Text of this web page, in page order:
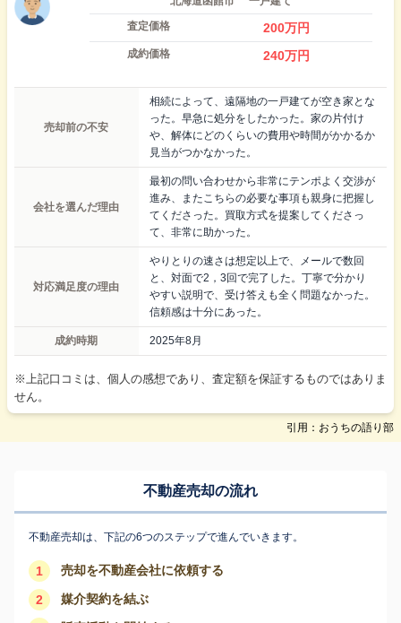
査定価格
200万円
成約価格 240万円
売却前の不安
相続によって、遠隔地の一戸建てが空き家とな
った。早急に処分をしたかった。家の片付け
や、解体にどのくらいの費用や時間がかかるか
見当がつかなかった。
会社を選んだ理由
最初の問い合わせから非常にテンポよく交渉が
進み、またこちらの必要な事項も親身に把握し
てくださった。買取方式を提案してくださっ
て、非常に助かった。
対応満足度の理由
やりとりの速さは想定以上で、メールで数回
と、対面で2，3回で完了した。丁寧で分かり
やすい説明で、受け答えも全く問題なかった。
信頼感は十分にあった。
成約時期 2025年8月
※上記口コミは、個人の感想であり、査定額を保証するものではありま
せん。
引用：おうちの語り部
不動産売却の流れ
不動産売却は、下記の6つのステップで進んでいきます。
1 売却を不動産会社に依頼する
2 媒介契約を結ぶ